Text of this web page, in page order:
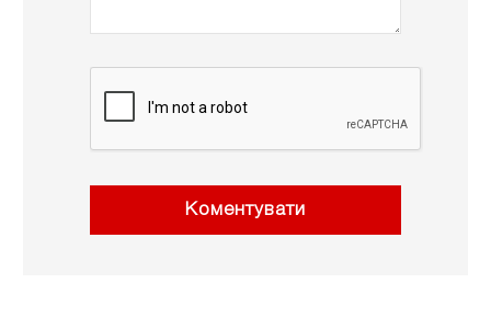
Коментувати